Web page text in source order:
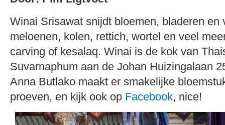
Winai Srisawat snijdt bloemen, bladeren en
meloenen, kolen, rettich, wortel en veel
carving of kesalaq. Winai is de kok van
Suvarnaphum aan de Johan Huizingalaan
Anna Butlako maakt er smakelijke
proeven, en kijk ook op Facebook, nice!